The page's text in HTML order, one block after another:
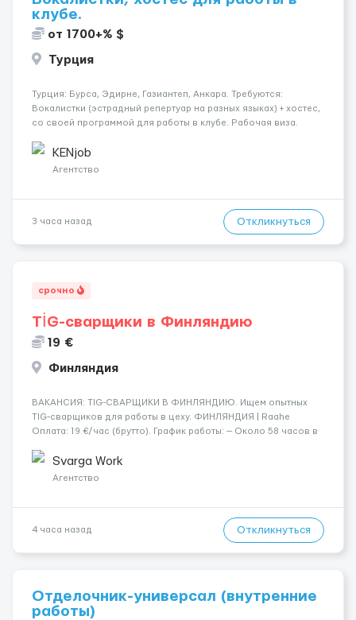
клубе.
от 1700+% $
Турция
Турция: Бурса, Эдирне, Газиантеп, Анкара. Требуются:
Вокалистки (эстрадный репертуар на разных языках) + хостеc,
со своей программой для работы в клубе. Рабочая виза.
одного до трех месяцев. Мед. страховка. Высокая зарплат...
KENjob
Агентство
3 часа назад Откликнуться
срочно
TİG-сварщики в Финляндию
19 €
Финляндия
​​ВАКАНСИЯ: TIG-СВАРЩИКИ В ФИНЛЯНДИЮ. Ищем опытных
TIG-сварщиков для работы в цеху. ФИНЛЯНДИЯ | Raahe
Оплата: 19 €/час (брутто). График работы: — Около 58 часов в
переработки. Дата начала: — Как можно скорее....
Svarga Work
Агентство
4 часа назад Откликнуться
Отделочник-универсал (внутренние
работы)